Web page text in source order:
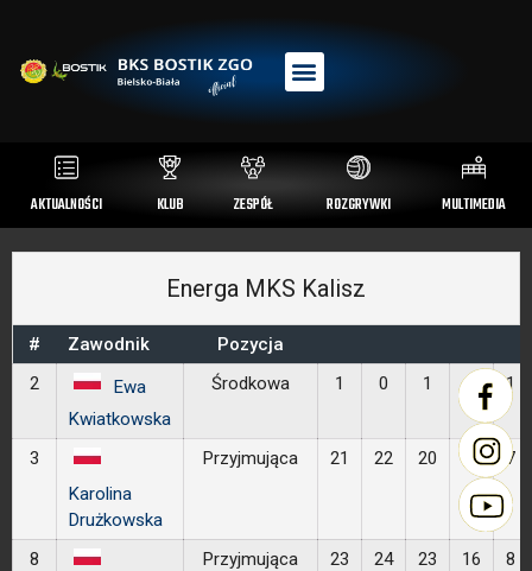
AKTUALNOŚCI KLUB ZESPÓŁ ROZGRYWKI MULTIMEDIA
Energa MKS Kalisz
# Zawodnik
Pozycja
2
Ewa
Kwiatkowska
Środkowa 1 0 1 1 1
3
Karolina
Drużkowska
Przyjmująca 21 22 20 15 7
8
Przyjmująca 23 24 23 16 8